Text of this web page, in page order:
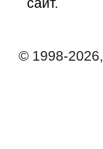
© 1998-2026,